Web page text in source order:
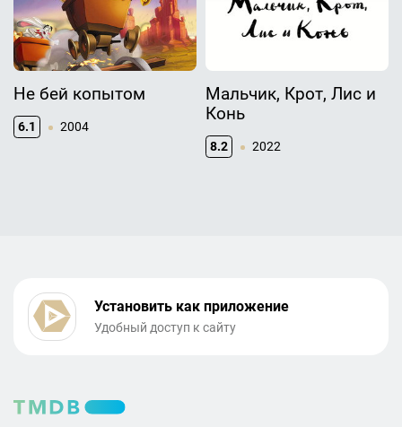
Не бей копытом
6.1 2004
Мальчик, Крот, Лис и
Конь
8.2 2022
Установить как приложение
Удобный доступ к сайту